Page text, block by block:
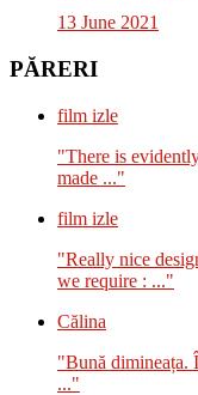
13 June 2021
PĂRERI
film izle
"There is
made ..."
film izle
"Really nice
we require : ..."
Călina
"Bună dimineața.
..."